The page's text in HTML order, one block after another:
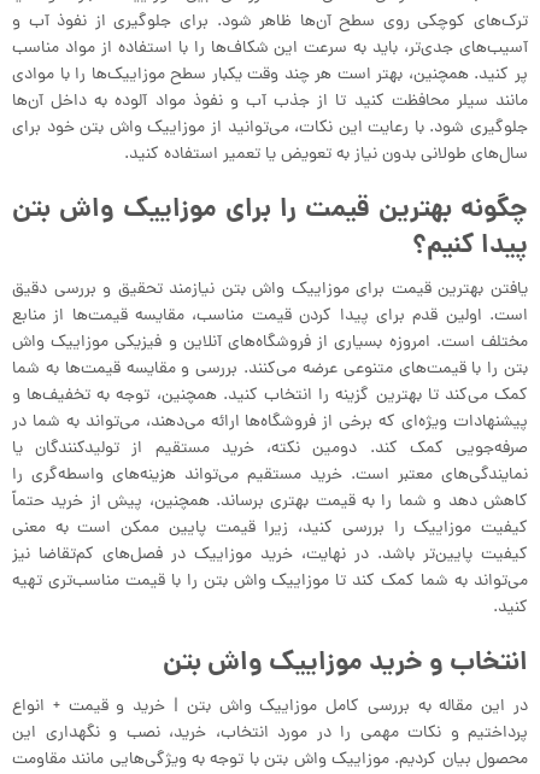
ترک‌های کوچکی روی سطح آن‌ها ظاهر شود. برای جلوگیری از نفوذ آب و
آسیب‌های جدی‌تر، باید به سرعت این شکاف‌ها را با استفاده از مواد مناسب
پر کنید. همچنین، بهتر است هر چند وقت یکبار سطح موزاییک‌ها را با موادی
مانند سیلر محافظت کنید تا از جذب آب و نفوذ مواد آلوده به داخل آن‌ها
جلوگیری شود. با رعایت این نکات، می‌توانید از موزاییک واش بتن خود برای
سال‌های طولانی بدون نیاز به تعویض یا تعمیر استفاده کنید.
چگونه بهترین قیمت را برای موزاییک واش بتن
پیدا کنیم؟
یافتن بهترین قیمت برای موزاییک واش بتن نیازمند تحقیق و بررسی دقیق
است. اولین قدم برای پیدا کردن قیمت مناسب، مقایسه قیمت‌ها از منابع
مختلف است. امروزه بسیاری از فروشگاه‌های آنلاین و فیزیکی موزاییک واش
بتن را با قیمت‌های متنوعی عرضه می‌کنند. بررسی و مقایسه قیمت‌ها به شما
کمک می‌کند تا بهترین گزینه را انتخاب کنید. همچنین، توجه به تخفیف‌ها و
پیشنهادات ویژه‌ای که برخی از فروشگاه‌ها ارائه می‌دهند، می‌تواند به شما در
صرفه‌جویی کمک کند. دومین نکته، خرید مستقیم از تولیدکنندگان یا
نمایندگی‌های معتبر است. خرید مستقیم می‌تواند هزینه‌های واسطه‌گری را
کاهش دهد و شما را به قیمت بهتری برساند. همچنین، پیش از خرید حتماً
کیفیت موزاییک را بررسی کنید، زیرا قیمت پایین ممکن است به معنی
کیفیت پایین‌تر باشد. در نهایت، خرید موزاییک در فصل‌های کم‌تقاضا نیز
می‌تواند به شما کمک کند تا موزاییک واش بتن را با قیمت مناسب‌تری تهیه
کنید.
انتخاب و خرید موزاییک واش بتن
در این مقاله به بررسی کامل موزاییک واش بتن | خرید و قیمت + انواع
پرداختیم و نکات مهمی را در مورد انتخاب، خرید، نصب و نگهداری این
محصول بیان کردیم. موزاییک واش بتن با توجه به ویژگی‌هایی مانند مقاومت